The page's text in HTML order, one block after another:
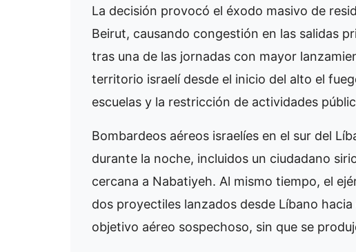
La decisión provocó el éxodo masivo de
Beirut, causando congestión en las salidas
tras una de las jornadas con mayor
territorio israelí desde el inicio del alto el
escuelas y la restricción de actividades
Bombardeos aéreos israelíes en el sur del
durante la noche, incluidos un ciudadano
cercana a Nabatiyeh. Al mismo tiempo, el
dos proyectiles lanzados desde Líbano
objetivo aéreo sospechoso, sin que se